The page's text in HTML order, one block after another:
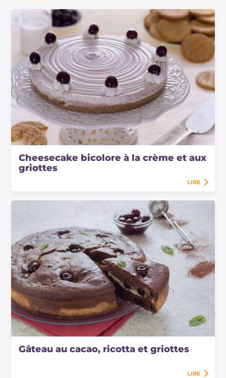
Cheesecake bicolore à la crème et aux
griottes
LIRE
Gâteau au cacao, ricotta et griottes
LIRE